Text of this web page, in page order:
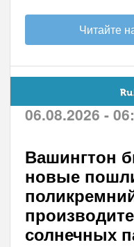
Читайте
06.08.2026 -
Вашингтон
новые
солнечных